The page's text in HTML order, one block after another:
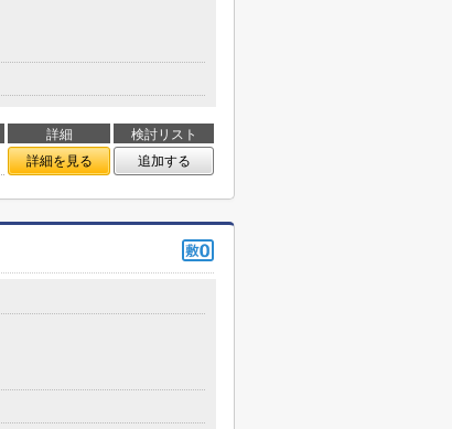
詳細
検討リスト
詳細を見る 追加する